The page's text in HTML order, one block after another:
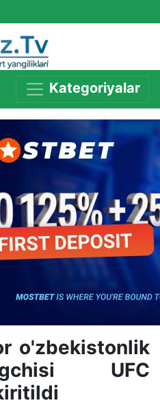
Kategoriyalar
o'zbekistonlik
UFC